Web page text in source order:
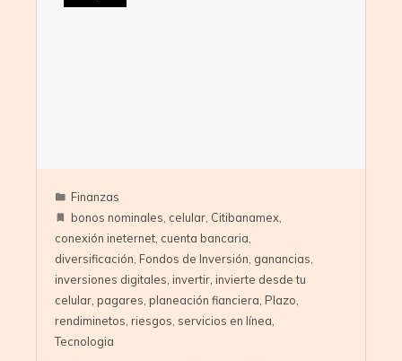
Finanzas
bonos nominales celular Citibanamex
conexión ineternet cuenta bancaria
diversificación Fondos de Inversión ganancias
inversiones digitales invertir invierte desde tu
celular pagares planeación fianciera Plazo
rendiminetos riesgos servicios en línea
Tecnologia